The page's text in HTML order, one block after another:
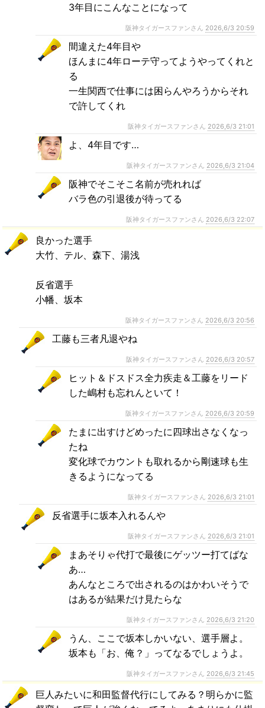
3年目にこんなことになって
阪神タイガースファンさん 2026,6/3 20:59
間違えた4年目や
ほんまに4年ローテ守ってようやってくれと
る
一生関西で仕事には困らんやろうからそれ
で許してくれ
阪神タイガースファンさん 2026,6/3 21:01
よ、4年目です…
阪神タイガースファンさん 2026,6/3 21:04
阪神でそこそこ名前が売れれば
バラ色の引退後が待ってる
阪神タイガースファンさん 2026,6/3 22:07
良かった選手
大竹、テル、森下、湯浅
反省選手
小幡、坂本
阪神タイガースファンさん 2026,6/3 20:56
工藤も三者凡退やね
阪神タイガースファンさん 2026,6/3 20:57
ヒット＆ドスドス全力疾走＆工藤をリード
した嶋村も忘れんといて！
阪神タイガースファンさん 2026,6/3 20:59
たまに出すけどめったに四球出さなくなっ
たね
変化球でカウントも取れるから剛速球も生
きるようになってる
阪神タイガースファンさん 2026,6/3 21:01
反省選手に坂本入れるんや
阪神タイガースファンさん 2026,6/3 21:01
まあそりゃ代打で最後にゲッツー打てばな
あ…
あんなところで出されるのはかわいそうで
はあるが結果だけ見たらな
阪神タイガースファンさん 2026,6/3 21:20
うん、ここで坂本しかいない、選手層よ。
坂本も「お、俺？」ってなるでしょうよ。
阪神タイガースファンさん 2026,6/3 21:45
巨人みたいに和田監督代行にしてみる？明らかに監